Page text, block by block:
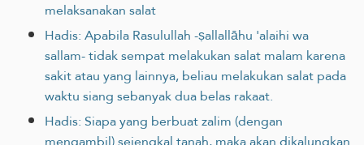
melaksanakan salat
Hadis: Apabila Rasulullah -ṣallallāhu 'alaihi wa
sallam- tidak sempat melakukan salat malam karena
sakit atau yang lainnya, beliau melakukan salat pada
waktu siang sebanyak dua belas rakaat.
Hadis: Siapa yang berbuat zalim (dengan